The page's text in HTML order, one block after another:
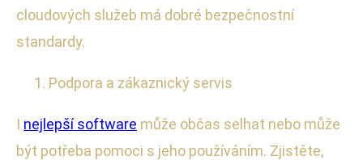
cloudových služeb má dobré bezpečnostní
standardy.
Podpora a zákaznický servis
I nejlepší software může občas selhat nebo může
být potřeba pomoci s jeho používáním. Zjistěte,